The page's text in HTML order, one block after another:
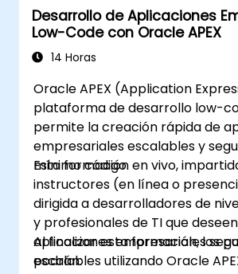
Desarrollo de Aplicaciones
Low-Code con Oracle APEX
14 Horas
Oracle APEX (Application
plataforma de desarrollo low-
permite la creación rápida de
empresariales escalables y
mínimo código.
Esta formación en vivo,
instructores (en línea o
dirigida a desarrolladores de
y profesionales de TI que
aplicaciones empresariales
escalables utilizando Oracle
Al finalizar esta formación, los
podrán: